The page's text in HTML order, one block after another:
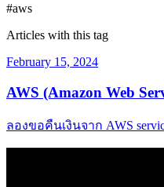
#aws
Articles with this tag
February 15, 2024
AWS (Amazon Web
ลองขอคืนเงินจาก AWS